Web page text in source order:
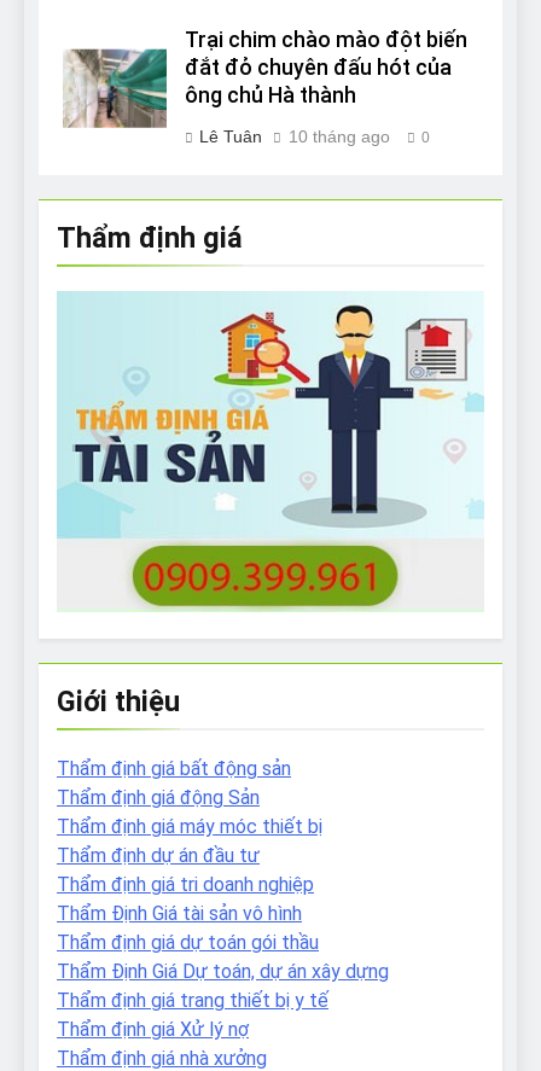
Trại chim chào mào đột biến
đắt đỏ chuyên đấu hót của
ông chủ Hà thành
Lê Tuân 10 tháng ago 0
Thẩm định giá
Giới thiệu
Thẩm định giá bất động sản
Thẩm định giá động Sản
Thẩm định giá máy móc thiết bị
Thẩm định dự án đầu tư
Thẩm định giá tri doanh nghiệp
Thẩm Định Giá tài sản vô hình
Thẩm định giá dự toán gói thầu
Thẩm Định Giá Dự toán, dự án xây dựng
Thẩm định giá trang thiết bị y tế
Thẩm định giá Xử lý nợ
Thẩm định giá nhà xưởng